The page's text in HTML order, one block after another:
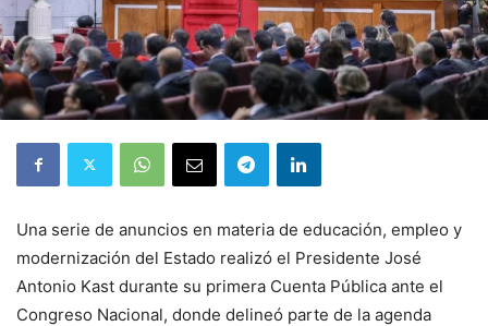
Una serie de anuncios en materia de educación, empleo y
modernización del Estado realizó el Presidente José
Antonio Kast durante su primera Cuenta Pública ante el
Congreso Nacional, donde delineó parte de la agenda